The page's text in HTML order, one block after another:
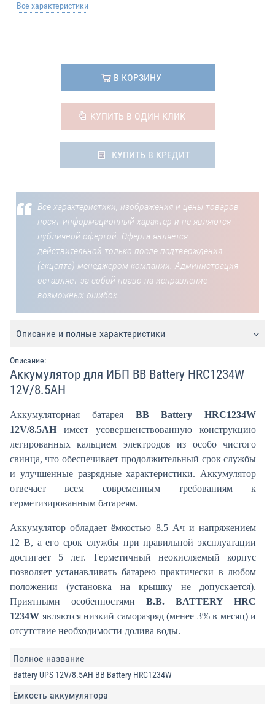
Все характеристики
В КОРЗИНУ
КУПИТЬ В ОДИН КЛИК
КУПИТЬ В КРЕДИТ
Все характеристики, изображения и цены товаров
носят информационный характер и не являются
публичной офертой. Оферта является
действительной только после подтверждения
(акцепта) менеджером компании. Администрация
оставляет за собой право на исправление
возможных ошибок.
Описание и полные характеристики
Описание:
Аккумулятор для ИБП BB Battery HRC1234W
12V/8.5AH
Аккумуляторная батарея BB Battery HRC1234W
12V/8.5AH имеет усовершенствованную конструкцию
легированных кальцием электродов из особо чистого
свинца, что обеспечивает продолжительный срок службы
и улучшенные разрядные характеристики. Аккумулятор
отвечает всем современным требованиям к
герметизированным батареям.
Аккумулятор обладает ёмкостью 8.5 Ач и напряжением
12 В, а его срок службы при правильной эксплуатации
достигает 5 лет. Герметичный неокисляемый корпус
позволяет устанавливать батарею практически в любом
положении (установка на крышку не допускается).
Приятными особенностями B.B. BATTERY HRC
1234W являются низкий саморазряд (менее 3% в месяц) и
отсутствие необходимости долива воды.
Полное название
Battery UPS 12V/8.5AH BB Battery HRC1234W
Емкость аккумулятора